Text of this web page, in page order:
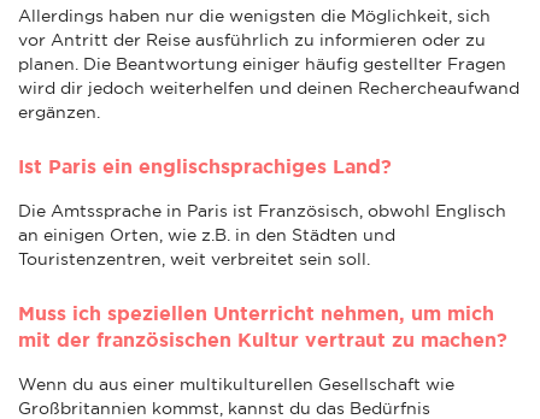
Allerdings haben nur die wenigsten die Möglichkeit, sich
vor Antritt der Reise ausführlich zu informieren oder zu
planen. Die Beantwortung einiger häufig gestellter Fragen
wird dir jedoch weiterhelfen und deinen Rechercheaufwand
ergänzen.
Ist Paris ein englischsprachiges Land?
Die Amtssprache in Paris ist Französisch, obwohl Englisch
an einigen Orten, wie z.B. in den Städten und
Touristenzentren, weit verbreitet sein soll.
Muss ich speziellen Unterricht nehmen, um mich
mit der französischen Kultur vertraut zu machen?
Wenn du aus einer multikulturellen Gesellschaft wie
Großbritannien kommst, kannst du das Bedürfnis